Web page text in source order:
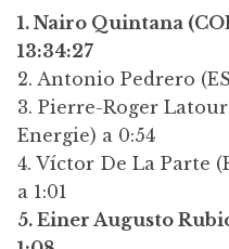
1. Nairo Quintana
13:34:27
2. Antonio Pedrero
3. Pierre-Roger
Energie) a 0:54
4. Víctor De La Parte
a 1:01
5. Einer Augusto